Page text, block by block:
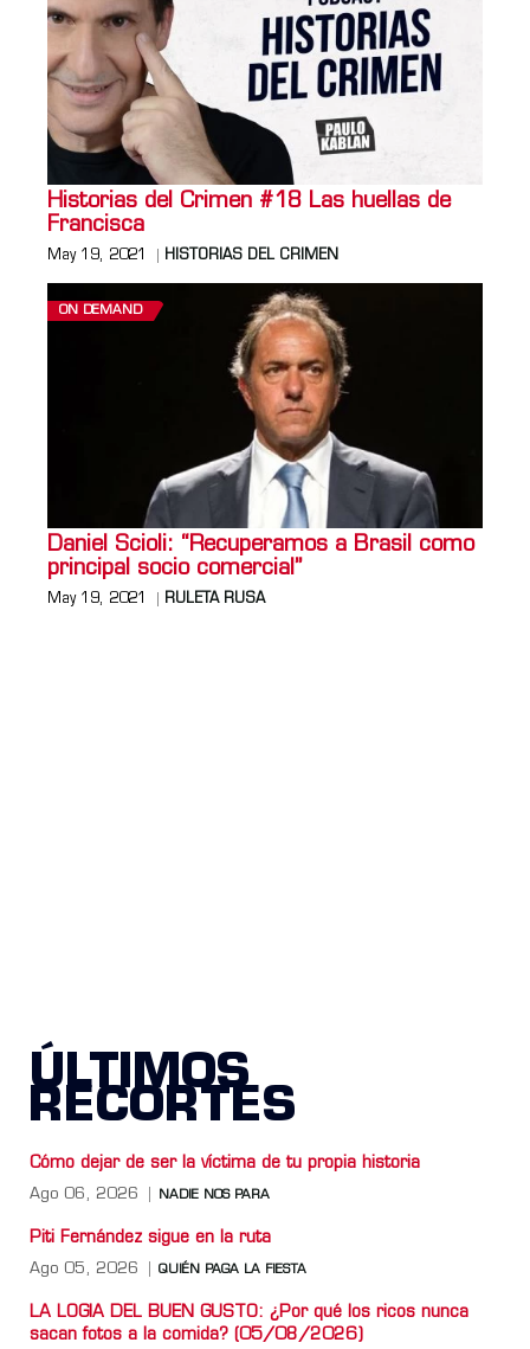
Historias del Crimen #18 Las huellas de
Francisca
May 19, 2021 HISTORIAS DEL CRIMEN
ON DEMAND
Daniel Scioli: “Recuperamos a Brasil como
principal socio comercial”
May 19, 2021 RULETA RUSA
ÚLTIMOS
RECORTES
Cómo dejar de ser la víctima de tu propia historia
Ago 06, 2026 NADIE NOS PARA
Piti Fernández sigue en la ruta
Ago 05, 2026 QUIÉN PAGA LA FIESTA
LA LOGIA DEL BUEN GUSTO: ¿Por qué los ricos nunca
sacan fotos a la comida? (05/08/2026)